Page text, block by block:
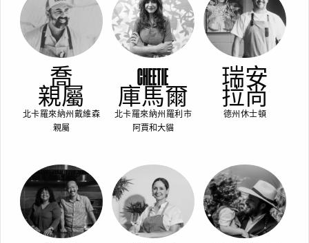
喬
親屬
北卡羅來納州戴維森
親屬
CHEETIE
庫馬爾
北卡羅來納州羅利市
阿賈和大貓
瑞安
拉尚
德州休士頓